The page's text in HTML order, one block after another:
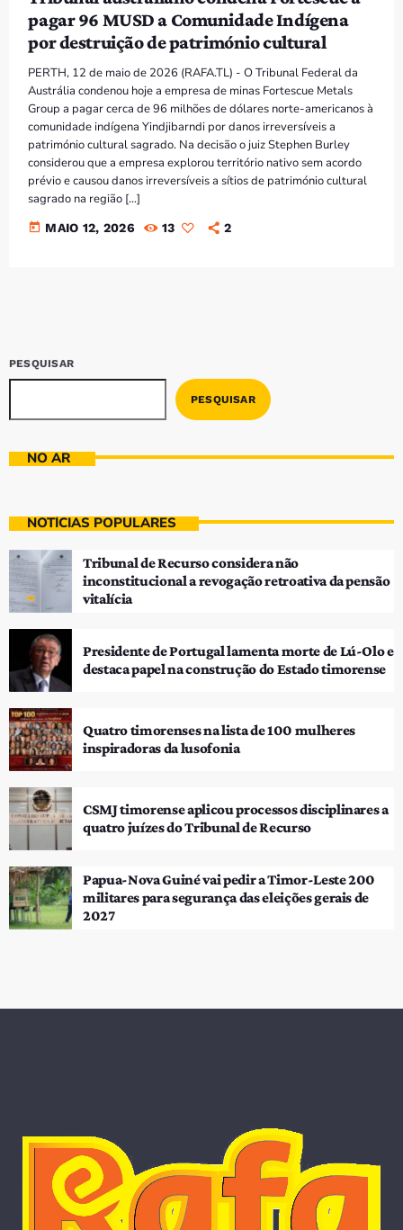
7:00 AM - 9:00 AM
pagar 96 MUSD a Comunidade Indígena
por destruição de património cultural
PERTH, 12 de maio de 2026 (RAFA.TL) - O Tribunal Federal da
Austrália condenou hoje a empresa de minas Fortescue Metals
Group a pagar cerca de 96 milhões de dólares norte-americanos à
comunidade indígena Yindjibarndi por danos irreversíveis a
património cultural sagrado. Na decisão o juiz Stephen Burley
considerou que a empresa explorou território nativo sem acordo
prévio e causou danos irreversíveis a sítios de património cultural
sagrado na região […]
today MAIO 12, 2026 13 2
PESQUISAR
PESQUISAR
NO AR
NOTÍCIAS POPULARES
Tribunal de Recurso considera não
inconstitucional a revogação retroativa da pensão
vitalícia
Presidente de Portugal lamenta morte de Lú-Olo e
destaca papel na construção do Estado timorense
Quatro timorenses na lista de 100 mulheres
inspiradoras da lusofonia
CSMJ timorense aplicou processos disciplinares a
quatro juízes do Tribunal de Recurso
Papua-Nova Guiné vai pedir a Timor-Leste 200
militares para segurança das eleições gerais de
2027